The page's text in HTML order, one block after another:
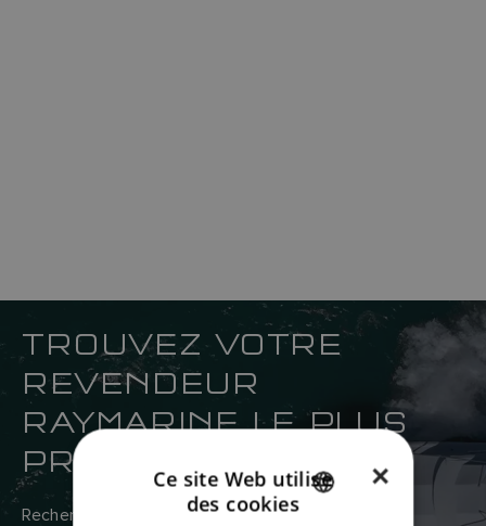
TROUVEZ VOTRE
REVENDEUR
RAYMARINE LE PLUS
PROCHE
Recherchez ici le réseau mondial de revendeurs et
×
Ce site Web utilise
des cookies